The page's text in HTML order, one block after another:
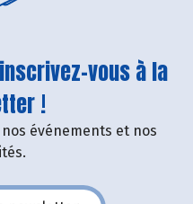
vous à la
!
événements et nos